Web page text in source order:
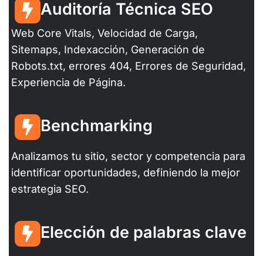
Auditoría Técnica SEO
Web Core Vitals, Velocidad de Carga,
Sitemaps, Indexacción, Generación de
Robots.txt, errores 404, Errores de Seguridad,
Experiencia de Página.
Benchmarking
Analizamos tu sitio, sector y competencia para
identificar oportunidades, definiendo la mejor
estrategia SEO.
Elección de palabras clave